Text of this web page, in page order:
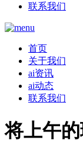
联系我们
首页
关于我们
ai资讯
ai动态
联系我们
将上午